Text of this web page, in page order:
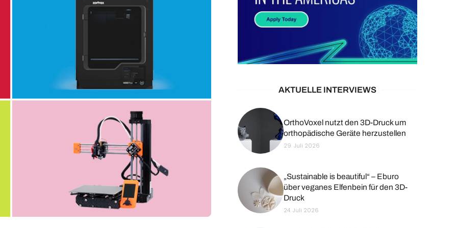
AKTUELLE INTERVIEWS
OrthoVoxel nutzt den 3D-Druck um
orthopädische Geräte herzustellen
29. Juli 2026
„Sustainable is beautiful“ – Eburo
über veganes Elfenbein für den 3D-
Druck
24. Juli 2026